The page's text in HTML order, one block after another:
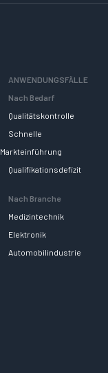
ANWENDUNGSFÄLLE
Nach Bedarf
Qualitätskontrolle
Schnelle
Markteinführung
Qualifikationsdefizit
Nach Branche
Medizintechnik
Elektronik
Automobilindustrie